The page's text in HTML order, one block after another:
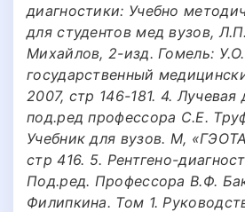
диагностики: Учебно
для студентов мед вузов,
Михайлов, 2-изд. Гомель:
государственный
2007, стр 146-181. 4. Лучевая
под.ред профессора С.Е.
Учебник для вузов. М,
стр 416. 5. Рентгено-
Под.ред. Профессора В.Ф.
Филипкина. Том 1.